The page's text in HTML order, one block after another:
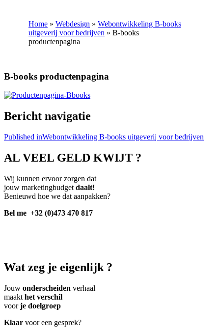
Home » Webdesign » Webontwikkeling B-books
uitgeverij voor bedrijven » B-books
productenpagina
B-books productenpagina
Bericht navigatie
Published inWebontwikkeling B-books uitgeverij voor bedrijven
AL VEEL GELD KWIJT ?
Wij kunnen ervoor zorgen dat
jouw marketingbudget daalt!
Benieuwd hoe we dat aanpakken?
Bel me +32 (0)473 470 817
Wat zeg je eigenlijk ?
Jouw onderscheiden verhaal
maakt het verschil
voorje doelgroep
Klaar voor een gesprek?